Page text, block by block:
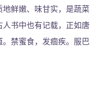
鲜嫩、味甘实，是蔬
书中也有记载，正如
禁蜜食，发痼疾。服